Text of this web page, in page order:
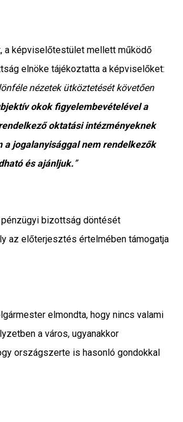
a képviselőtestület mellett működő
elnöke tájékoztatta a képviselőket:
nézetek ütköztetését követően
okok figyelembevételével a
oktatási intézményeknek
a jogalanyisággal nem rendelkezők
és ajánljuk.”
pénzügyi bizottság döntését
az előterjesztés értelmében támogatja
elmondta, hogy nincs valami
a város, ugyanakkor
országszerte is hasonló gondokkal